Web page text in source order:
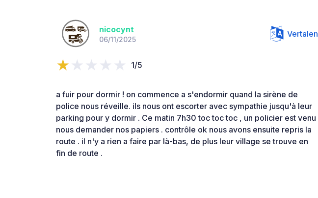
nicocynt
06/11/2025
Vertalen
1/5
a fuir pour dormir ! on commence a s'endormir quand la sirène de
police nous réveille. ils nous ont escorter avec sympathie jusqu'à leur
parking pour y dormir . Ce matin 7h30 toc toc toc , un policier est venu
nous demander nos papiers . contrôle ok nous avons ensuite repris la
route . il n'y a rien a faire par là-bas, de plus leur village se trouve en
fin de route .